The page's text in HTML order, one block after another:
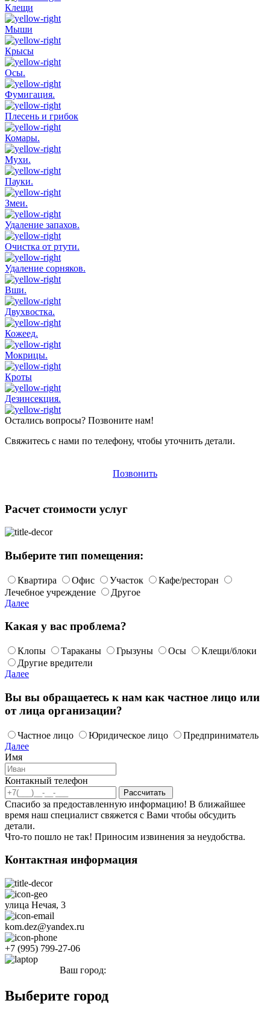
Клещи
Мыши
Крысы
Осы.
Фумигация.
Плесень и грибок
Комары.
Мухи.
Пауки.
Змеи.
Удаление запахов.
Очистка от ртути.
Удаление сорняков.
Вши.
Двухвостка.
Кожеед.
Мокрицы.
Кроты
Дезинсекция.
Остались вопросы? Позвоните нам!
Свяжитесь с нами по телефону, чтобы уточнить детали.
Позвонить
Расчет стоимости услуг
Выберите тип помещения:
Квартира Офис Участок
Кафе/ресторан
Лечебное учреждение
Другое
Далее
Какая у вас проблема?
Клопы Тараканы Грызуны Осы
Клещи/блоки
Другие вредители
Далее
Вы вы обращаетесь к нам как частное лицо или
от лица организации?
Частное лицо Юридическое лицо
Предприниматель
Далее
Имя
Контакный телефон
Спасибо за предоставленную информацию! В ближайшее
время наш специалист свяжется с Вами чтобы обсудить
детали.
Что-то пошло не так! Приносим извинения за неудобства.
Контактная информация
улица Нечая, 3
kom.dez@yandex.ru
+7 (995) 799-27-06
Ваш город:
Выберите город